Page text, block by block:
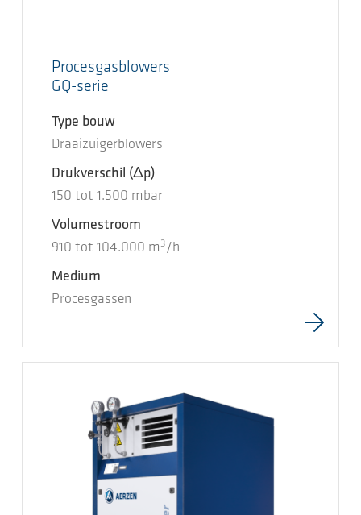
Procesgasblowers
GQ-serie
Type bouw
Draaizuigerblowers
Drukverschil (Δp)
150 tot 1.500 mbar
Volumestroom
910 tot 104.000 m 3 /h
Medium
Procesgassen